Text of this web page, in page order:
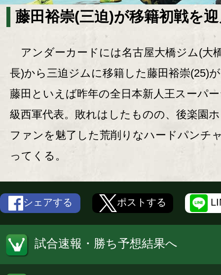
藤田裕崇(三迫)が移籍初戦を
アンダーカードには名古屋大橋ジム(大
長)から三迫ジムに移籍した藤田裕崇(25)
藤田といえば昨年の全日本新人王スーパ
級西軍代表。敗れはしたものの、後楽園
ファンを魅了した荒削りなハードパンチ
ってくる。
シェアする ポストする
試合速報・勝ち予想結果へ